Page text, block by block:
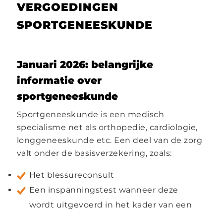
VERGOEDINGEN
SPORTGENEESKUNDE
Januari 2026: belangrijke
informatie over
sportgeneeskunde
Sportgeneeskunde is een medisch
specialisme net als orthopedie, cardiologie,
longgeneeskunde etc. Een deel van de zorg
valt onder de basisverzekering, zoals:
Het blessureconsult
Een inspanningstest wanneer deze
wordt uitgevoerd in het kader van een